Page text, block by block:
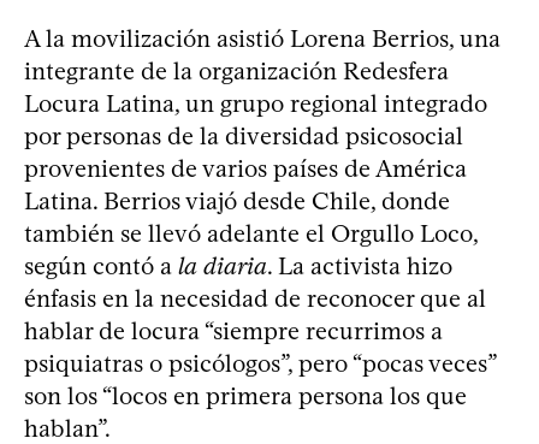
A la movilización asistió Lorena Berrios, una
integrante de la organización Redesfera
Locura Latina, un grupo regional integrado
por personas de la diversidad psicosocial
provenientes de varios países de América
Latina. Berrios viajó desde Chile, donde
también se llevó adelante el Orgullo Loco,
según contó a la diaria. La activista hizo
énfasis en la necesidad de reconocer que al
hablar de locura “siempre recurrimos a
psiquiatras o psicólogos”, pero “pocas veces”
son los “locos en primera persona los que
hablan”.